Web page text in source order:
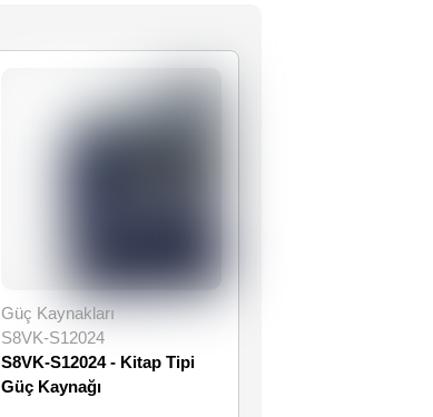
Güç Kaynakları
S8VK-S12024
S8VK-S12024 - Kitap Tipi
Güç Kaynağı